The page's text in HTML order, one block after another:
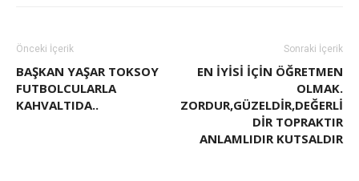
Önceki İçerik
BAŞKAN YAŞAR TOKSOY
FUTBOLCULARLA
KAHVALTIDA..
Sonraki İçerik
EN İYİSİ İÇİN ÖĞRETMEN
OLMAK.
ZORDUR,GÜZELDİR,DEĞERLİ
DİR TOPRAKTIR
ANLAMLIDIR KUTSALDIR